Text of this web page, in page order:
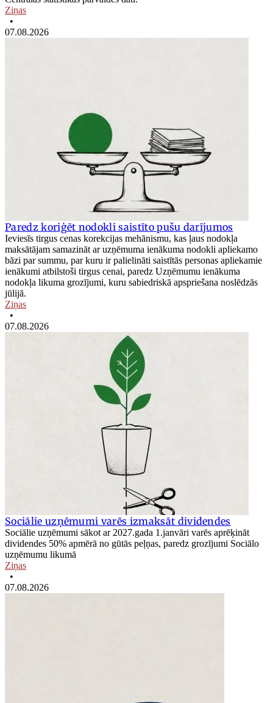
Ziņas
•
07.08.2026
Paredz koriģēt nodokli saistīto pušu darījumos
Ieviesīs tirgus cenas korekcijas mehānismu, kas ļaus nodokļa
maksātājam samazināt ar uzņēmuma ienākuma nodokli apliekamo
bāzi par summu, par kuru ir palielināti saistītās personas apliekamie
ienākumi atbilstoši tirgus cenai, paredz Uzņēmumu ienākuma
nodokļa likuma grozījumi, kuru sabiedriskā apspriešana noslēdzās
jūlijā.
Ziņas
•
07.08.2026
Sociālie uzņēmumi varēs izmaksāt dividendes
Sociālie uzņēmumi sākot ar 2027.gada 1.janvāri varēs aprēķināt
dividendes 50% apmērā no gūtās peļņas, paredz grozījumi Sociālo
uzņēmumu likumā
Ziņas
•
07.08.2026